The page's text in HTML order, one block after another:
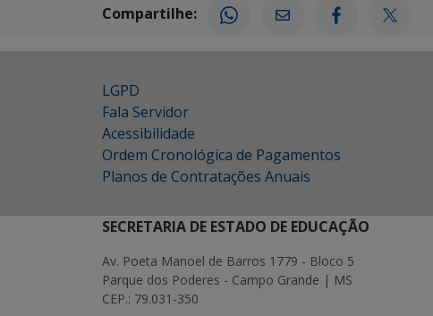
Compartilhe:
LGPD
Fala Servidor
Acessibilidade
Ordem Cronológica de Pagamentos
Planos de Contratações Anuais
SECRETARIA DE ESTADO DE EDUCAÇÃO
Av. Poeta Manoel de Barros 1779 - Bloco 5
Parque dos Poderes - Campo Grande | MS
CEP.: 79.031-350